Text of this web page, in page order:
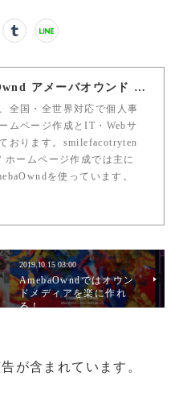
札幌 AmebaOwnd アメーバオウンド 加藤敦志
全国・全世界対応で個人事
ムページ作成とIT・Webサ
おります。smilefacotryten
ホームページ作成では主に
を使っています。
2019.10.15 03:00
AmebaOwndではオウン
ドメディアを楽に作れ
る！
が含まれています。